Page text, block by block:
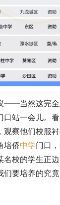
——当然这完
口站一会儿。
观察他们校服
培侨中学门口
名校的学生正
们要培养的究